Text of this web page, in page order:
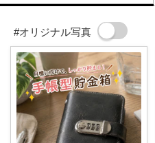
#オリジナル写真